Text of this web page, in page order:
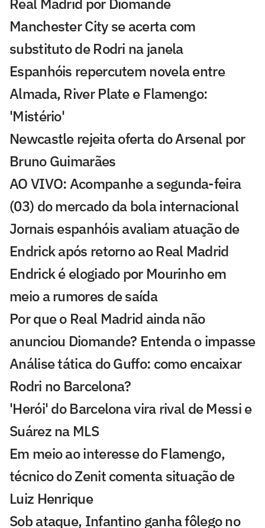
Manchester City se acerta com
substituto de Rodri na janela
Espanhóis repercutem novela entre
Almada, River Plate e Flamengo:
'Mistério'
Newcastle rejeita oferta do Arsenal por
Bruno Guimarães
AO VIVO: Acompanhe a segunda-feira
(03) do mercado da bola internacional
Jornais espanhóis avaliam atuação de
Endrick após retorno ao Real Madrid
Endrick é elogiado por Mourinho em
meio a rumores de saída
Por que o Real Madrid ainda não
anunciou Diomande? Entenda o impasse
Análise tática do Guffo: como encaixar
Rodri no Barcelona?
'Herói' do Barcelona vira rival de Messi e
Suárez na MLS
Em meio ao interesse do Flamengo,
técnico do Zenit comenta situação de
Luiz Henrique
Sob ataque, Infantino ganha fôlego no